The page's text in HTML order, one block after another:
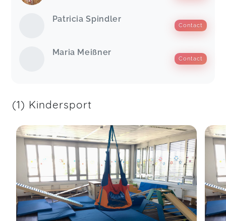
Bewegungsspaß im Wasser (1,5-3 J.) Samstag (AOK
Die schwimm- & Landeinheiten sind fabelhaft.
Bewegungsspaß im Wasser (1,5-3 J.) Samstag (AOK
lizensiert)
Sandra Janic..., Jun 01
Maria macht das einfach super. Der Sport ist eine
angenehme Begleitung zur Schwangerschaft und
gibt auch wichtige Tools mit an die Hand, die
immer eingesetzt werden können, wenn
Schwangerschaftsbeschwerden auftreten. Ich bin
Patricia Spindler
Contact
Maria Meißner
Contact
(1) Kindersport